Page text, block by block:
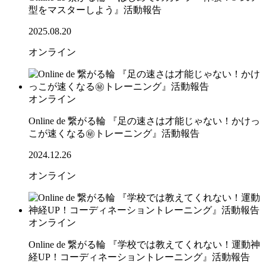
型をマスターしよう』活動報告
2025.08.20
オンライン
オンライン
Online de 繋がる輪 『足の速さは才能じゃない！かけっ
こが速くなる㊙トレーニング』活動報告
2024.12.26
オンライン
オンライン
Online de 繋がる輪 『学校では教えてくれない！運動神
経UP！コーディネーショントレーニング』活動報告